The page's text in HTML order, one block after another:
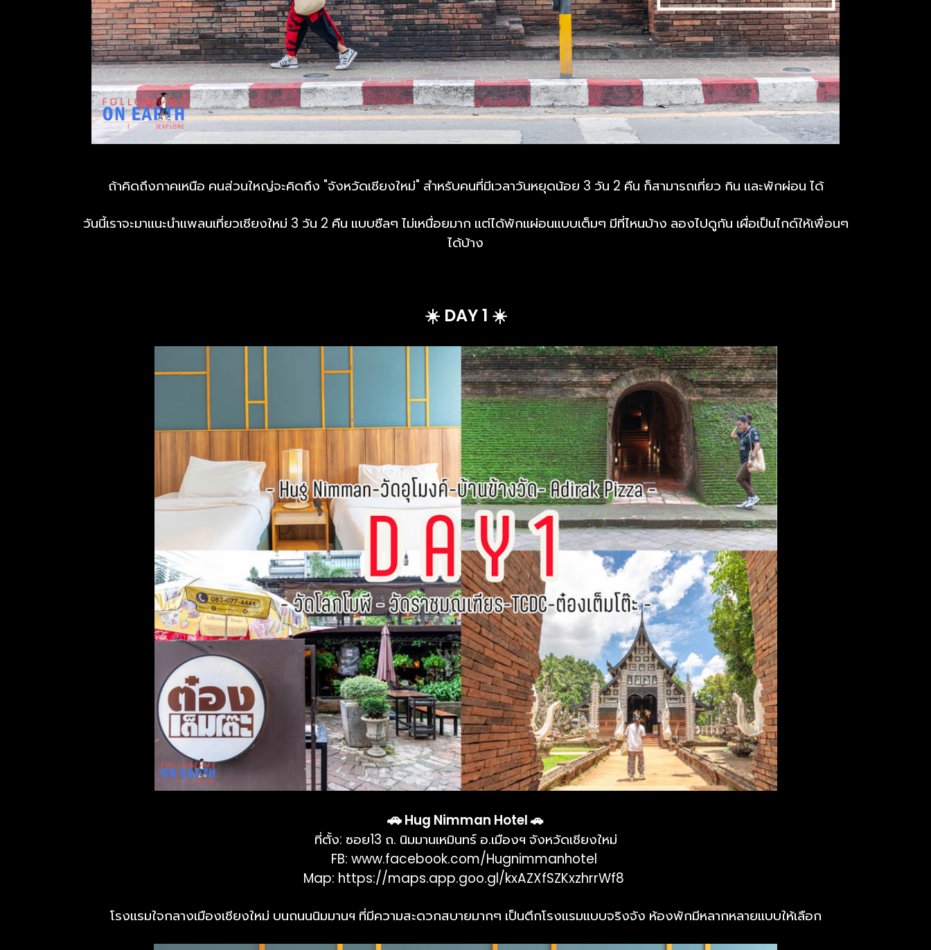
ถ้าคิดถึงภาคเหนือ คนส่วนใหญ่จะคิดถึง "จังหวัดเชียงใหม่" สำหรับคนที่มีเวลาวันหยุดน้อย 3 วัน 2 คืน ก็สามารถเที่ยว กิน และพักผ่อน ได้
วันนี้เราจะมาแนะนำแพลนเที่ยวเชียงใหม่ 3 วัน 2 คืน แบบชืลๆ ไม่เหนื่อยมาก แต่ได้พักแผ่อนแบบเต็มๆ มีที่ไหนบ้าง ลองไปดูกัน เผื่อเป็นไกด์ให้เพื่อนๆ
ได้บ้าง
☀️ DAY 1 ☀️
🚗Hug Nimman Hotel 🚗
ที่ตั้ง: ซอย13 ถ. นิมมานเหมินทร์ อ.เมืองฯ จังหวัดเชียงใหม่
FB: www.facebook.com/Hugnimmanhotel
Map: https://maps.app.goo.gl/kxAZXfSZKxzhrrWf8
โรงแรมใจกลางเมืองเชียงใหม่ บนถนนนิมมานฯ ที่มีความสะดวกสบายมากๆ เป็นตึกโรงแรมแบบจริงจัง ห้องพักมีหลากหลายแบบให้เลือก